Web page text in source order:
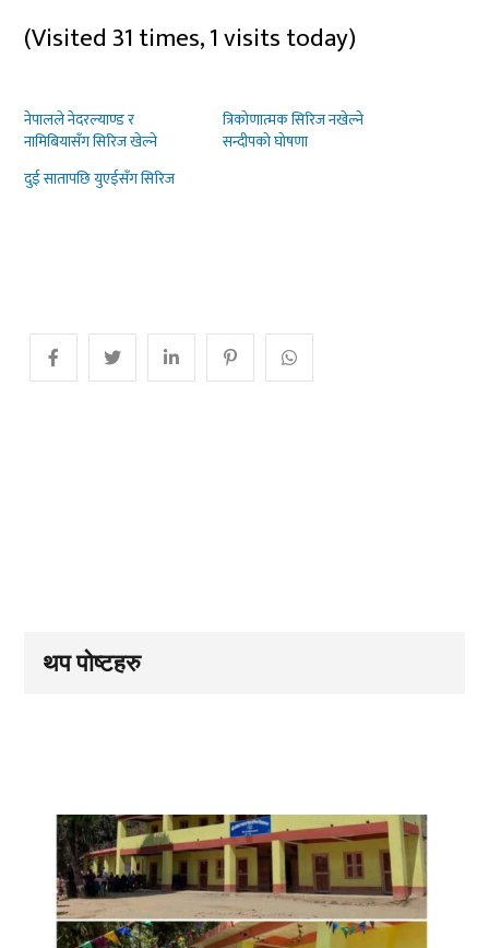
(Visited 31 times, 1 visits today)
नेपालले नेदरल्याण्ड र
नामिबियासँग सिरिज खेल्ने
त्रिकोणात्मक सिरिज नखेल्ने
सन्दीपको घोषणा
दुई सातापछि युएईसँग सिरिज
थप पोष्टहरु